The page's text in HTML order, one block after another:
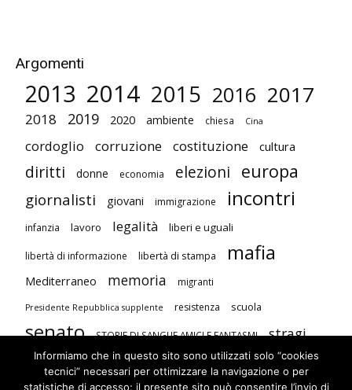
Argomenti
2013 2014 2015 2016 2017
2018 2019 2020 ambiente chiesa Cina
cordoglio corruzione costituzione cultura
diritti donne economia elezioni europa
giornalisti giovani immigrazione incontri
infanzia lavoro legalità liberi e uguali
libertà di informazione libertà di stampa mafia
Mediterraneo memoria migranti
Presidente Repubblica supplente resistenza scuola
senato STORIE DI SANGUE AMICI E FANTASMI stragi
studenti terrorismo Unione Europea
violenza contro le donne visite
Informiamo che in questo sito sono utilizzati solo “cookies
tecnici” necessari per ottimizzare la navigazione o per
statistiche di accesso; il presente sito può consentire l’invio di